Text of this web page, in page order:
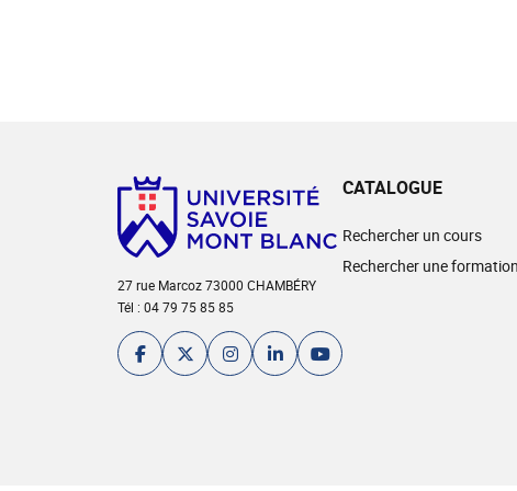
27 rue Marcoz 73000 CHAMBÉRY
Tél : 04 79 75 85 85
CATALOGUE
Rechercher un cours
Rechercher une formation